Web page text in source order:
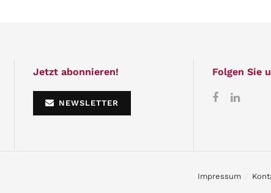
Jetzt abonnieren!
NEWSLETTER
Folgen Sie
Impressum